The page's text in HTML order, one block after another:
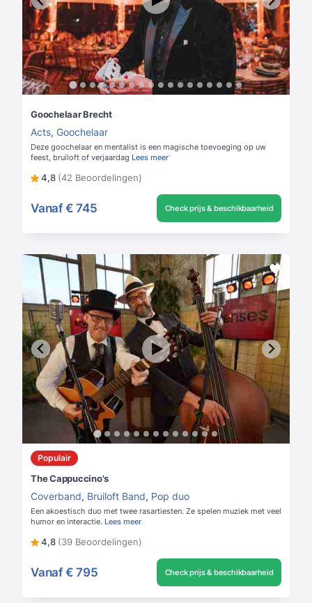
Goochelaar Brecht
Acts, Goochelaar
Deze goochelaar en mentalist is een magische toevoeging op uw
feest, bruiloft of verjaardag Lees meer
4,8 (42 Beoordelingen)
Vanaf € 745 Check prijs & beschikbaarheid
Populair
The Cappuccino's
Coverband, Bruiloft Band, Pop duo
Een akoestisch duo met twee rasartiesten. Ze spelen muziek met veel
humor en interactie. Lees meer
4,8 (39 Beoordelingen)
Vanaf € 795 Check prijs & beschikbaarheid